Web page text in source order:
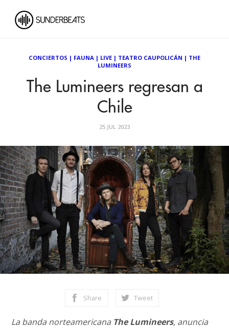
CONCIERTOS | FAUNA | LIVE | TEATRO CAUPOLICÁN | THE
LUMINEERS
The Lumineers regresan a
Chile
25 JUL 2023
Share Tweet
La banda norteamericana The Lumineers, anuncia